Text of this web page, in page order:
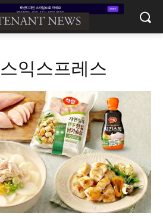
익스프레스